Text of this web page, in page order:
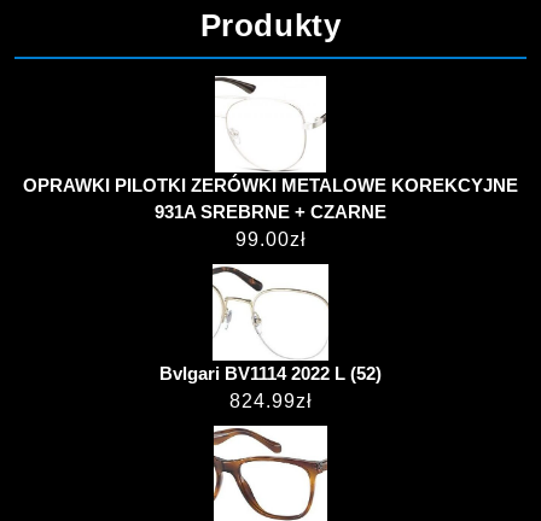
Produkty
OPRAWKI PILOTKI ZERÓWKI METALOWE KOREKCYJNE
931A SREBRNE + CZARNE
99.00zł
Bvlgari BV1114 2022 L (52)
824.99zł